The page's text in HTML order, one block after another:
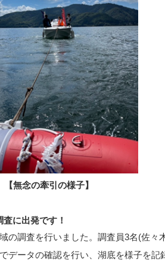
【無念の牽引の様子】
に出発です！
の調査を行いました。調査員3名(佐々
データの確認を行い、湖底を様子を記